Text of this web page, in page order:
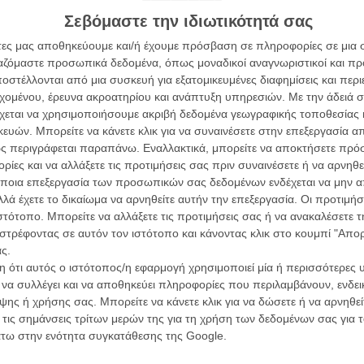
Σεβόμαστε την ιδιωτικότητά σας
μας αποθηκεύουμε και/ή έχουμε πρόσβαση σε πληροφορίες σε
προσωπικά δεδομένα, όπως μοναδικοί αναγνωριστικοί και
από μια συσκευή για εξατομικευμένες διαφημίσεις και
έρευνα ακροατηρίου και ανάπτυξη υπηρεσιών. Με την άδειά
να χρησιμοποιήσουμε ακριβή δεδομένα γεωγραφικής τοποθεσίας
Μπορείτε να κάνετε κλικ για να συναινέσετε στην επεξεργασία
περιγράφεται παραπάνω. Εναλλακτικά, μπορείτε να αποκτήσετε
και να αλλάξετε τις προτιμήσεις σας πριν συναινέσετε ή να
επεξεργασία των προσωπικών σας δεδομένων ενδέχεται να μην
έχετε το δικαίωμα να αρνηθείτε αυτήν την επεξεργασία. Οι
Μπορείτε να αλλάξετε τις προτιμήσεις σας ή να ανακαλέσετε
σε αυτόν τον ιστότοπο και κάνοντας κλικ στο κουμπί
αυτός ο ιστότοπος/η εφαρμογή χρησιμοποιεί μία ή περισσότερες
συλλέγει και να αποθηκεύει πληροφορίες που περιλαμβάνουν,
ή χρήσης σας. Μπορείτε να κάνετε κλικ για να δώσετε ή να
σημάνσεις τρίτων μερών της για τη χρήση των δεδομένων σας
στην ενότητα συγκατάθεσης της Google.
καινούργια και φασαριόζικη οικογένεια με παιδιά,
του Όβε, τα πράγματα θα αλλάξουν. Oχι μόνο για
έκπληκτος θα δημιουργήσει μια αναπάντεχη και
και το φινάλε της ίσως υπερβολικά «καθώς
περιέχει στην πορεία αρκετή τρυφερότητα,
παρά να της παραδοθείς. Ο ήρωάς της, ο κύριος
παθιασμένος με την σωστή τάξη των
αφόρητος για τους γύρω του.
περίβλημα κρύβει από κάτω μια τρύπα στην καρδιά,
καλύψει, την απόφασή του να αυτοκτονήσει. Το ότι οι
πεθάνει γίνονται στην ταινία και στο βιβλίο που
λέει σίγουρα κάτι για το ύφος αυτής της
το μαύρο, όσο δεν φοβάται να γίνει καλόβολη και
ερμηνεία στον ρόλο του κακότροπου ήρωα και
μοντάζ που επιλέγει να τονίζει την
μέχρι το set design που ορίζει την σουηδική του
Οι
Μπέλα
Μια
A Place
Τζορτζ
Ψηλά
Πέδρο
τα βλέπεις όλα σινεμά...
εβδομάδα
τρόπο του flix
του flix, στο inbox σου
ειδήσεις | νέες ταινίες | πρόγραμμα αιθουσών για όλη την Ελλάδα |
| συνεντεύξεις | απόψεις | αφιερώματα | διαγωνισμοί
ΕΓΓΡΑΦΗ